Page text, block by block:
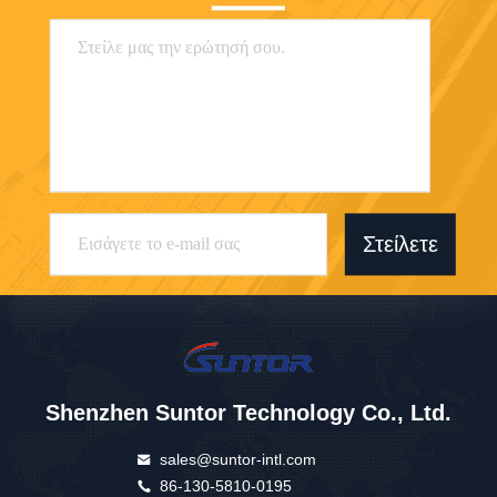
Στείλετε
Shenzhen Suntor Technology Co., Ltd.
sales@suntor-intl.com
86-130-5810-0195